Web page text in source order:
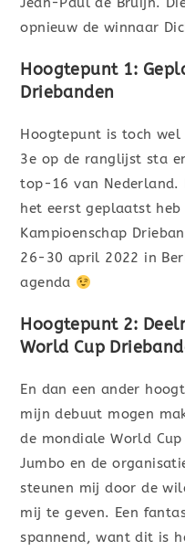
opnieuw de winnaar
Hoogtepunt 1:
Driebanden
Hoogtepunt is toch
3e op de ranglijst sta
top-16 van
het eerst geplaatst
Kampioenschap
26-30 april 2022 in
agenda
Hoogtepunt 2:
World Cup
En dan een ander
mijn debuut mogen
de mondiale World
Jumbo en de
steunen mij door de
mij te geven. Een
spannend, want dit is